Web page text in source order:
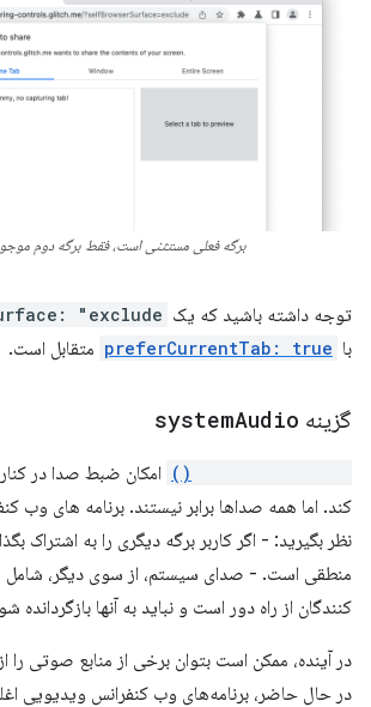
برگه فعلی مستثنی است، فقط برگه دوم
توجه داشته باشید که یک "exclude"
با preferCurrentTab: true متقابل است.
گزینه systemAudio
امکان ضبط صدا در
کند. اما همه صداها برابر نیستند. برنامه های وب
نظر بگیرید: - اگر کاربر برگه دیگری را به اشتراک
منطقی است. - صدای سیستم، از سوی دیگر،
کنندگان از راه دور است و نباید به آنها بازگردانده
در آینده، ممکن است بتوان برخی از منابع صوتی
در حال حاضر، برنامه‌های وب کنفرانس ویدیویی